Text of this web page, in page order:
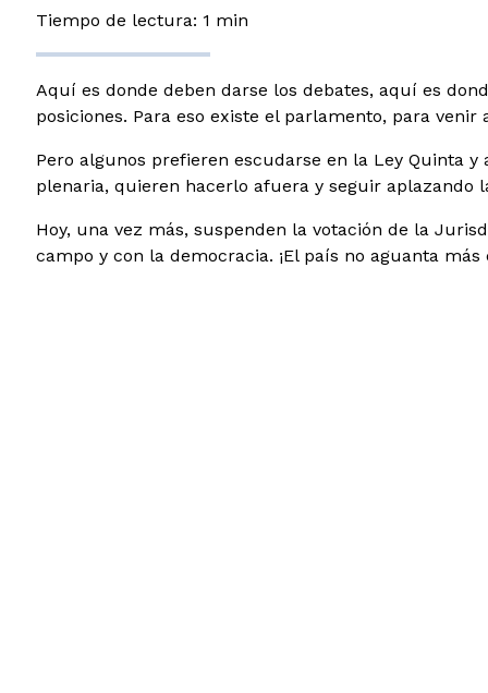
Tiempo de lectura: 1 min
Aquí es donde deben darse los debates, aquí es
posiciones. Para eso existe el parlamento, para
Pero algunos prefieren escudarse en la Ley Quinta
plenaria, quieren hacerlo afuera y seguir aplazando
Hoy, una vez más, suspenden la votación de la
campo y con la democracia. ¡El país no aguanta